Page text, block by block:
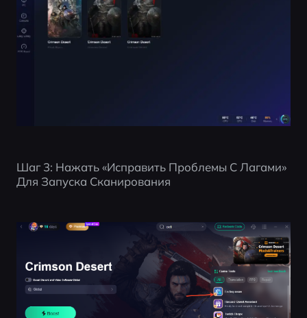
Шаг 3: Нажать «Исправить Проблемы С Лагами»
Для Запуска Сканирования